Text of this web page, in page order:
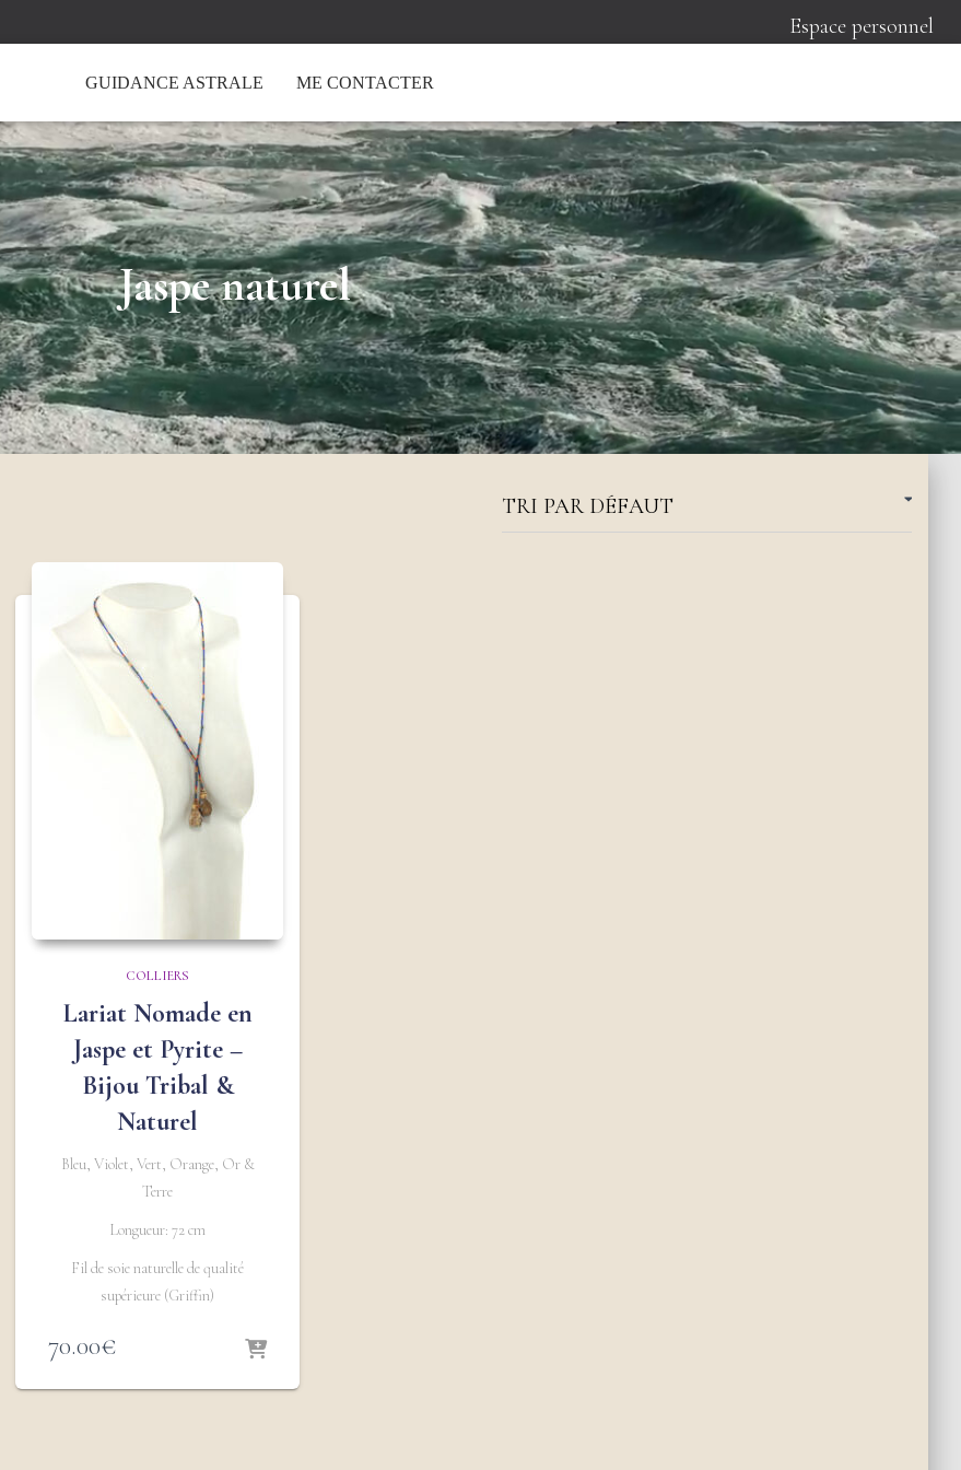
Espace personnel
GUIDANCE ASTRALE ME CONTACTER
Jaspe naturel
COLLIERS
Lariat Nomade en
Jaspe et Pyrite –
Bijou Tribal &
Naturel
Bleu, Violet, Vert, Orange, Or &
Terre
Longueur: 72 cm
Fil de soie naturelle de qualité
supérieure (Griffin)
70.00€